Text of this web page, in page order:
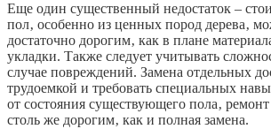
Еще один существенный недостаток –
пол‚ особенно из ценных пород дерева‚
достаточно дорогим‚ как в плане
укладки. Также следует учитывать
случае повреждений. Замена отдельных
трудоемкой и требовать специальных
от состояния существующего пола‚
столь же дорогим‚ как и полная замена.